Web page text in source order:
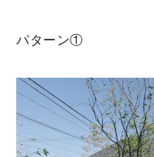
パターン①